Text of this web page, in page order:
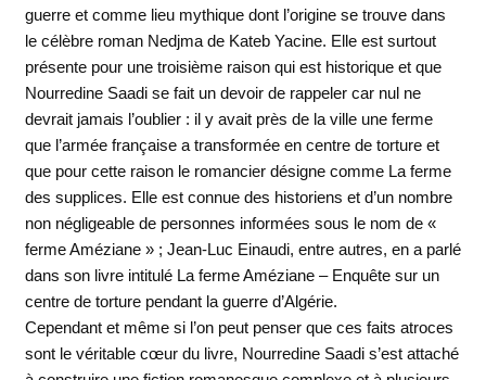
guerre et comme lieu mythique dont l’origine se trouve dans
le célèbre roman Nedjma de Kateb Yacine. Elle est surtout
présente pour une troisième raison qui est historique et que
Nourredine Saadi se fait un devoir de rappeler car nul ne
devrait jamais l’oublier : il y avait près de la ville une ferme
que l’armée française a transformée en centre de torture et
que pour cette raison le romancier désigne comme La ferme
des supplices. Elle est connue des historiens et d’un nombre
non négligeable de personnes informées sous le nom de «
ferme Améziane » ; Jean-Luc Einaudi, entre autres, en a parlé
dans son livre intitulé La ferme Améziane – Enquête sur un
centre de torture pendant la guerre d’Algérie.
Cependant et même si l’on peut penser que ces faits atroces
sont le véritable cœur du livre, Nourredine Saadi s’est attaché